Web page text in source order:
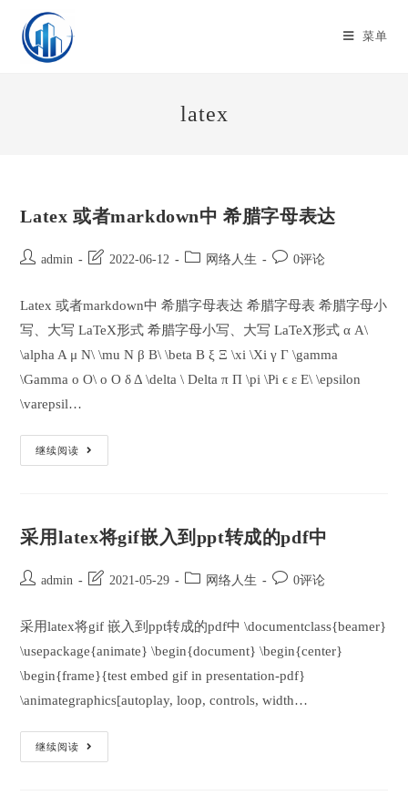
content
菜单
latex
Latex 或者markdown中 希腊字母表达
Postadmin
Post 2022-06-12
Post 网络人生
Post0评论
Latex 或者markdown中 希腊字母表达 希腊字母表 希腊字母小
写、大写 LaTeX形式 希腊字母小写、大写 LaTeX形式 α A\
\alpha A μ N\ \mu N β B\ \beta B ξ Ξ \xi \Xi γ Γ \gamma
\Gamma o O\ o O δ Δ \delta \ Delta π Π \pi \Pi ϵ ε E\ \epsilon
\varepsil…
继续阅读
Latex
或
字
达
采用latex将gif嵌入到ppt转成的pdf中
Postadmin
Post
modified:
2021-05-29
Post 网络人生
Post0评论
采用latex将gif 嵌入到ppt转成的pdf中 \documentclass{beamer}
\usepackage{animate} \begin{document} \begin{center}
\begin{frame}{test embed gif in presentation-pdf}
\animategraphics[autoplay, loop, controls, width…
继续阅读
采
用